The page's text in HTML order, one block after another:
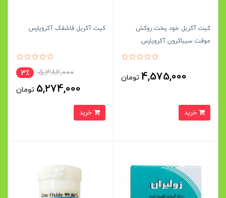
کیت آکریل خود پخت روکش
موقت سیباکرون آکروپارس
4,575,000 تومان
کیت آکریل قاشقک آکروپارس
5,382,000 3٪
5,274,000 تومان